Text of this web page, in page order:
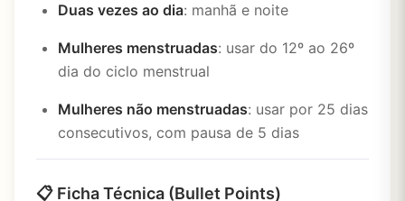
Duas vezes ao dia: manhã e noite
Mulheres menstruadas: usar do 12º ao 26º
dia do ciclo menstrual
Mulheres não menstruadas: usar por 25 dias
consecutivos, com pausa de 5 dias
📋 Ficha Técnica (Bullet Points)